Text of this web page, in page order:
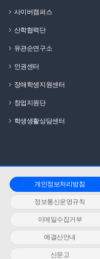
사이버캠퍼스
산학협력단
유관순연구소
인권센터
장애학생지원센터
창업지원단
학생생활상담센터
개인정보처리방침
정보통신운영규칙
이메일수집거부
예결산안내
신문고